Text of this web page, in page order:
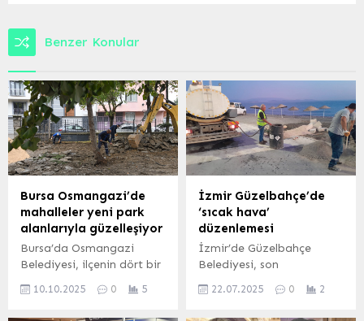
Benzer Konular
Bursa Osmangazi’de
mahalleler yeni park
alanlarıyla güzelleşiyor
Bursa’da Osmangazi
Belediyesi, ilçenin dört bir
nefes alabileceği, doğayla
10.10.2025 0 5
İzmir Güzelbahçe’de
‘sıcak hava’
düzenlemesi
İzmir’de Güzelbahçe
Belediyesi, son
sıcaklıklarının artması
22.07.2025 0 2